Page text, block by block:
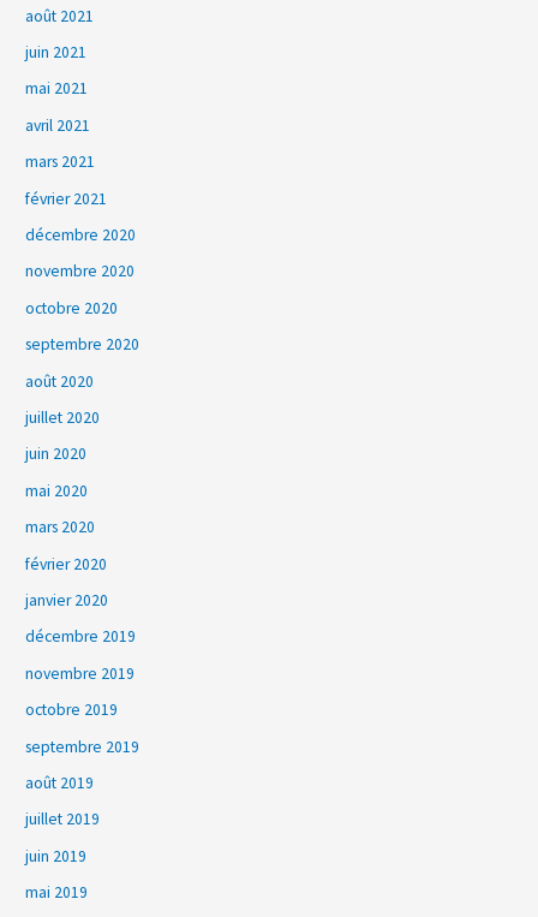
août 2021
juin 2021
mai 2021
avril 2021
mars 2021
février 2021
décembre 2020
novembre 2020
octobre 2020
septembre 2020
août 2020
juillet 2020
juin 2020
mai 2020
mars 2020
février 2020
janvier 2020
décembre 2019
novembre 2019
octobre 2019
septembre 2019
août 2019
juillet 2019
juin 2019
mai 2019